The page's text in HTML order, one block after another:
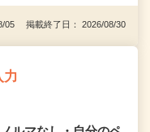
05 掲載終了日： 2026/08/30